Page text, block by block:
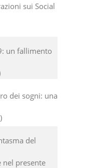
sui Social
un fallimento
dei sogni: una
del
nel presente